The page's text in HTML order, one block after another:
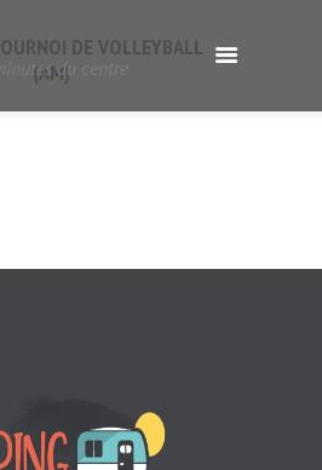
du centre
DE VOLLEYBALL
(AM)